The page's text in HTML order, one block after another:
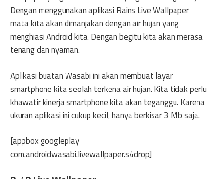
Dengan menggunakan aplikasi Rains Live Wallpaper
mata kita akan dimanjakan dengan air hujan yang
menghiasi Android kita. Dengan begitu kita akan merasa
tenang dan nyaman.
Aplikasi buatan Wasabi ini akan membuat layar
smartphone kita seolah terkena air hujan. Kita tidak perlu
khawatir kinerja smartphone kita akan teganggu. Karena
ukuran aplikasi ini cukup kecil, hanya berkisar 3 Mb saja.
[appbox googleplay
com.androidwasabi.livewallpaper.s4drop]